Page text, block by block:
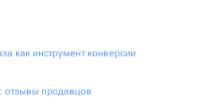
как инструмент конверсии
продавцов